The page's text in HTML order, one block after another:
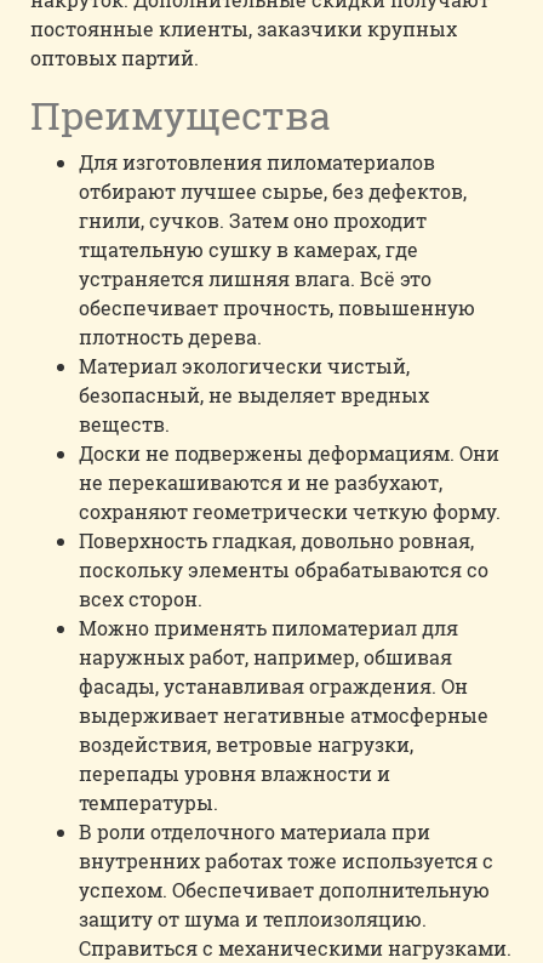
постоянные клиенты, заказчики крупных
оптовых партий.
Преимущества
Для изготовления пиломатериалов
отбирают лучшее сырье, без дефектов,
гнили, сучков. Затем оно проходит
тщательную сушку в камерах, где
устраняется лишняя влага. Всё это
обеспечивает прочность, повышенную
плотность дерева.
Материал экологически чистый,
безопасный, не выделяет вредных
веществ.
Доски не подвержены деформациям. Они
не перекашиваются и не разбухают,
сохраняют геометрически четкую форму.
Поверхность гладкая, довольно ровная,
поскольку элементы обрабатываются со
всех сторон.
Можно применять пиломатериал для
наружных работ, например, обшивая
фасады, устанавливая ограждения. Он
выдерживает негативные атмосферные
воздействия, ветровые нагрузки,
перепады уровня влажности и
температуры.
В роли отделочного материала при
внутренних работах тоже используется с
успехом. Обеспечивает дополнительную
защиту от шума и теплоизоляцию.
Справиться с механическими нагрузками.